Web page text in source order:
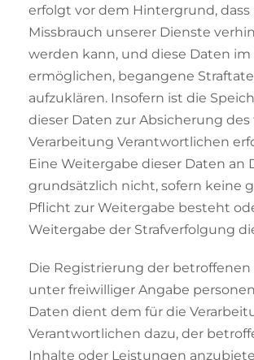
erfolgt vor dem Hintergrund, dass
Missbrauch unserer Dienste
werden kann, und diese Daten im
ermöglichen, begangene
aufzuklären. Insofern ist die
dieser Daten zur Absicherung des
Verarbeitung Verantwortlichen
Eine Weitergabe dieser Daten an
grundsätzlich nicht, sofern keine
Pflicht zur Weitergabe besteht
Weitergabe der Strafverfolgung
Die Registrierung der betroffenen
unter freiwilliger Angabe
Daten dient dem für die
Verantwortlichen dazu, der
Inhalte oder Leistungen